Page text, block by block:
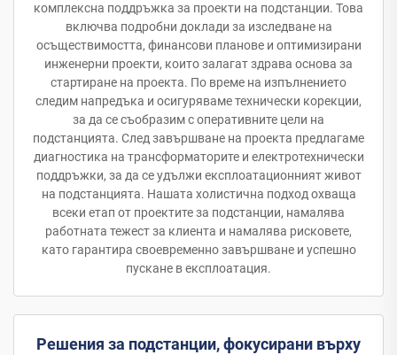
комплексна поддръжка за проекти на подстанции. Това
включва подробни доклади за изследване на
осъществимостта, финансови планове и оптимизирани
инженерни проекти, които залагат здрава основа за
стартиране на проекта. По време на изпълнението
следим напредъка и осигуряваме технически корекции,
за да се съобразим с оперативните цели на
подстанцията. След завършване на проекта предлагаме
диагностика на трансформаторите и електротехнически
поддръжки, за да се удължи експлоатационният живот
на подстанцията. Нашата холистична подход охваща
всеки етап от проектите за подстанции, намалява
работната тежест за клиента и намалява рисковете,
като гарантира своевременно завършване и успешно
пускане в експлоатация.
Решения за подстанции, фокусирани върху